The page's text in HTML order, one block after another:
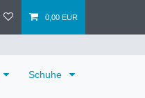
0,00 EUR
Schuhe